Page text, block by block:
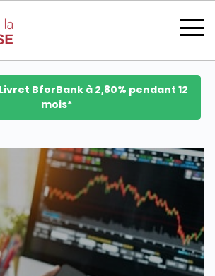
se connecter
devenir membre
BforBank à 2,80% pendant 12
mois*